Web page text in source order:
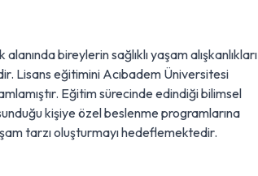
bireylerin sağlıklı yaşam alışkanlıkları
Lisans eğitimini Acıbadem Üniversitesi
Eğitim sürecinde edindiği bilimsel
kişiye özel beslenme programlarına
tarzı oluşturmayı hedeflemektedir.